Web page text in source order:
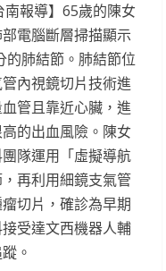
南報導】65歲的陳女
電腦斷層掃描顯示
的肺結節。肺結節位
內視鏡切片技術進
管且靠近心臟，進
的出血風險。陳女
隊運用「虛擬導航
再利用細鏡支氣管
切片，確診為早期
受達文西機器人輔
。